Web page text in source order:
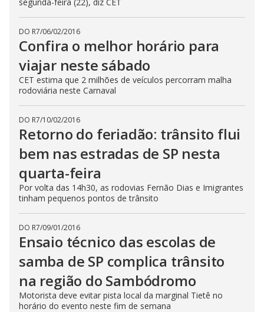
DO R7/06/02/2016
Confira o melhor horário para
viajar neste sábado
CET estima que 2 milhões de veículos percorram malha
rodoviária neste Carnaval
DO R7/10/02/2016
Retorno do feriadão: trânsito flui
bem nas estradas de SP nesta
quarta-feira
Por volta das 14h30, as rodovias Fernão Dias e Imigrantes
tinham pequenos pontos de trânsito
DO R7/09/01/2016
Ensaio técnico das escolas de
samba de SP complica trânsito
na região do Sambódromo
Motorista deve evitar pista local da marginal Tietê no
horário do evento neste fim de semana